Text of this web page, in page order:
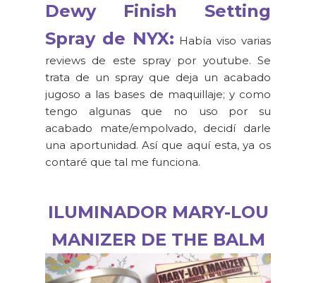
Dewy Finish Setting
Spray de NYX: Había viso varias
reviews de este spray por youtube. Se
trata de un spray que deja un acabado
jugoso a las bases de maquillaje; y como
tengo algunas que no uso por su
acabado mate/empolvado, decidí darle
una aportunidad. Así que aquí esta, ya os
contaré que tal me funciona.
ILUMINADOR MARY-LOU
MANIZER DE THE BALM